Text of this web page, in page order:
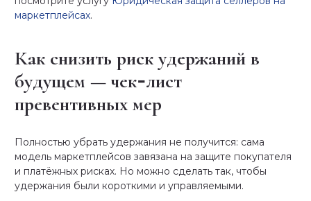
маркетплейсах.
Как снизить риск удержаний в
будущем — чек‑лист
превентивных мер
Полностью убрать удержания не получится: сама
модель маркетплейсов завязана на защите покупателя
и платёжных рисках. Но можно сделать так, чтобы
удержания были короткими и управляемыми.